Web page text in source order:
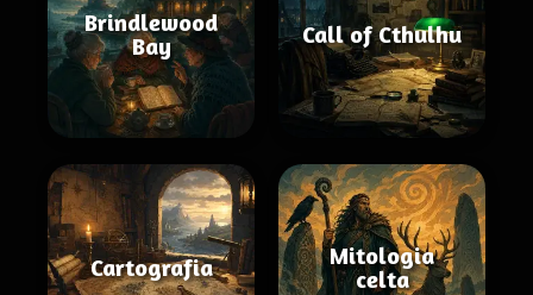
Brindlewood
Bay
Call of Cthulhu
Cartografia
Mitologia
celta